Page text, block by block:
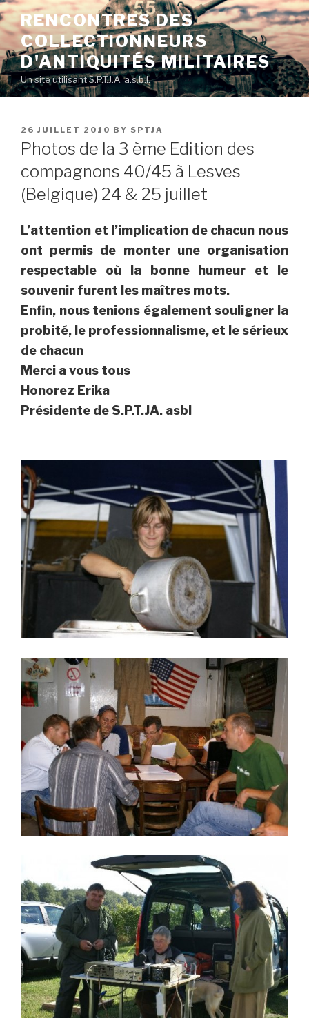
Skip
to
content
RENCONTRES DES
COLLECTIONNEURS
D'ANTIQUITÉS MILITAIRES
Un site utilisant S.P.T.J.A. a.s.b.l.
POSTED
ON
26 JUILLET 2010 BY SPTJA
Photos de la 3 ème Edition des
compagnons 40/45 à Lesves
(Belgique) 24 & 25 juillet
L’attention et l’implication de chacun nous
ont permis de monter une organisation
respectable où la bonne humeur et le
souvenir furent les maîtres mots.
Enfin, nous tenions également souligner la
probité, le professionnalisme, et le sérieux
de chacun
Merci a vous tous
Honorez Erika
Présidente de S.P.T.JA. asbl